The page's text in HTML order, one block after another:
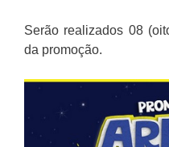
Serão realizados 08
da promoção.